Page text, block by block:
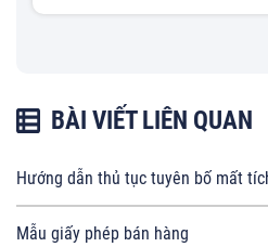
BÀI VIẾT LIÊN QUAN
Hướng dẫn thủ tục tuyên bố mất
Mẫu giấy phép bán hàng